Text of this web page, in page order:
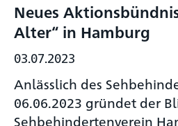
Neues
Alter“ in Hamburg
03.07.2023
Anlässlich des
06.06.2023 gründet der
Sehbehindertenverein